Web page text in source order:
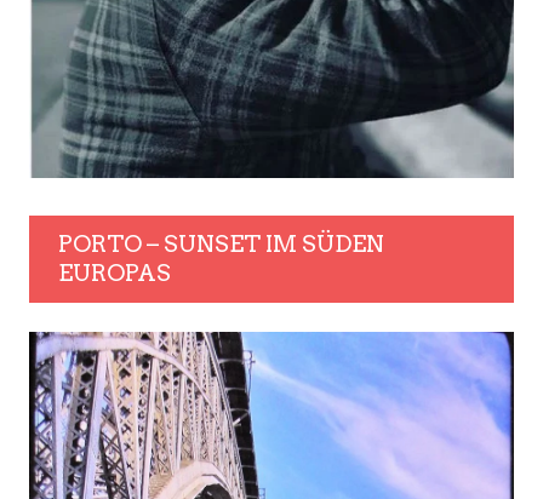
PORTO – SUNSET IM SÜDEN
EUROPAS